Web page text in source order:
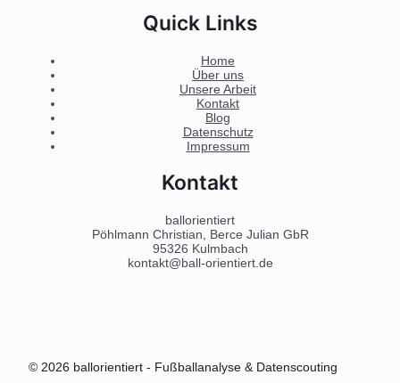
Quick Links
Home
Über uns
Unsere Arbeit
Kontakt
Blog
Datenschutz
Impressum
Kontakt
ballorientiert
Pöhlmann Christian, Berce Julian GbR
95326 Kulmbach
kontakt@ball-orientiert.de
© 2026 ballorientiert - Fußballanalyse & Datenscouting